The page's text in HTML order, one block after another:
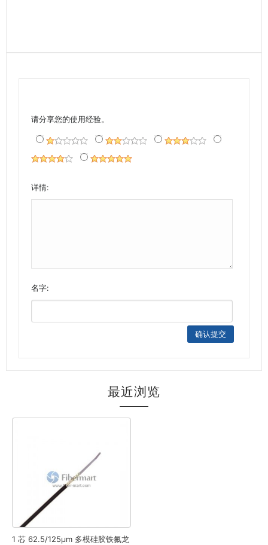
请分享您的使用经验。
详情:
名字:
最近浏览
1 芯 62.5/125μm 多模硅胶铁氟龙